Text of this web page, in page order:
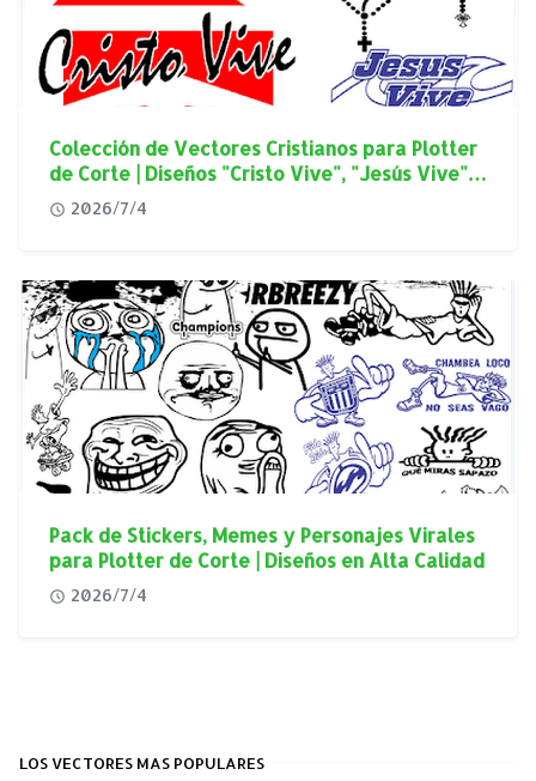
Colección de Vectores Cristianos para Plotter
de Corte | Diseños "Cristo Vive", "Jesús Vive" y
Virgen de Guadalupe en Alta Calidad
2026/7/4
Pack de Stickers, Memes y Personajes Virales
para Plotter de Corte | Diseños en Alta Calidad
2026/7/4
LOS VECTORES MAS POPULARES